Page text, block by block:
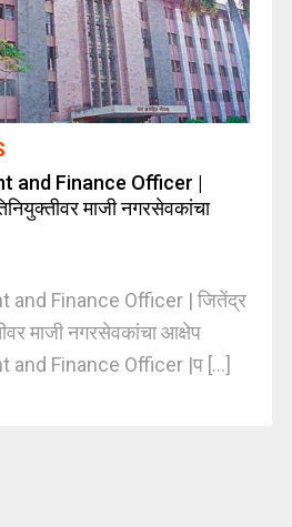
and Finance Officer |
माजी नगरसेवकांचा
and Finance Officer | जितेंद्र
माजी नगरसेवकांचा आक्षेप
and Finance Officer |प [...]